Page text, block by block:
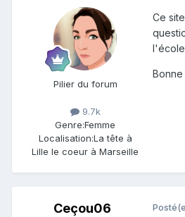
Pilier du forum
9.7k
Genre:Femme
Localisation:La tête à
Lille le coeur à Marseille
Ce
l'école
Bonne
Ceçou06